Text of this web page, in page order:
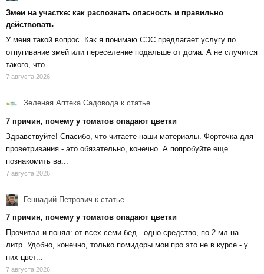
Змеи на участке: как распознать опасность и правильно
действовать
У меня такой вопрос. Как я понимаю СЭС предлагает услугу по
отпугивание змей или переселение подальше от дома. А не случится
такого, что ...
7 августа 2026
Зеленая Аптека Садоводак статье
7 причин, почему у томатов опадают цветки
Здравствуйте! Спасибо, что читаете наши материалы. Форточка для
проветривания - это обязательно, конечно. А попробуйте еще
познакомить ва...
7 августа 2026
Геннадий Петрович к статье
7 причин, почему у томатов опадают цветки
Прочитал и понял: от всех семи бед - одно средство, по 2 мл на
литр. Удобно, конечно, только помидоры мои про это не в курсе - у
них цвет...
7 августа 2026